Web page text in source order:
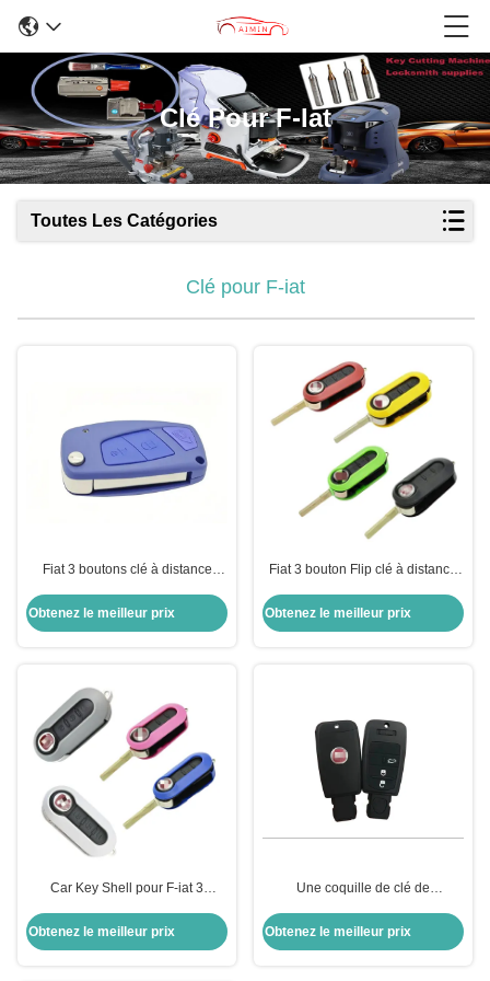
Clé Pour F-Iat
Toutes Les Catégories
Clé pour F-iat
Fiat 3 boutons clé à distance
coque de clé avec boîtier de clé
40g
Obtenez le meilleur prix
Fiat 3 bouton Flip clé à distance
option
Obtenez le meilleur prix
Car Key Shell pour F-iat 3
Options de couleur
personnalisables
Obtenez le meilleur prix
Une coquille de clé de
F-iat
Obtenez le meilleur prix